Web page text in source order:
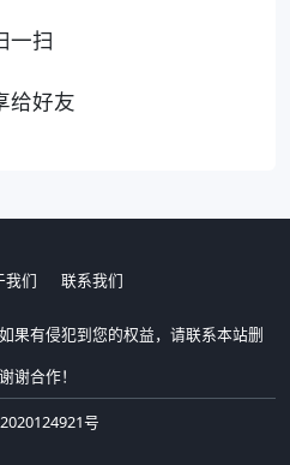
一扫
给好友
我们 联系我们
果有侵犯到您的权益，请联系本站删
谢合作！
号